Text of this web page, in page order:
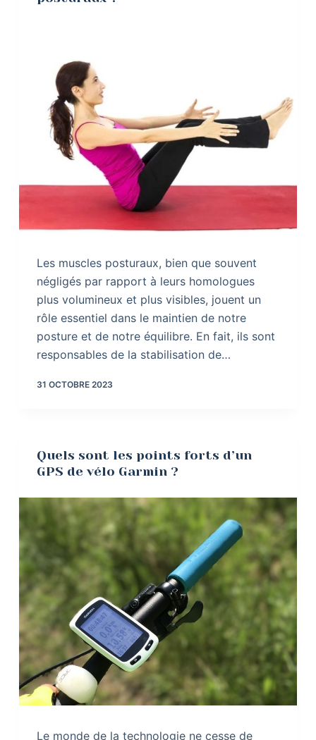
Les muscles posturaux, bien que souvent
négligés par rapport à leurs homologues
plus volumineux et plus visibles, jouent un
rôle essentiel dans le maintien de notre
posture et de notre équilibre. En fait, ils sont
responsables de la stabilisation de…
31 OCTOBRE 2023
Quels sont les points forts d’un
GPS de vélo Garmin ?
Le monde de la technologie ne cesse de